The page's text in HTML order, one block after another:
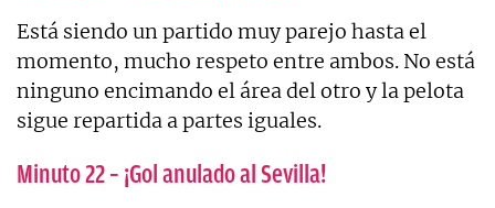
Está siendo un partido muy parejo hasta el
momento, mucho respeto entre ambos. No está
ninguno encimando el área del otro y la pelota
sigue repartida a partes iguales.
Minuto 22 – ¡Gol anulado al Sevilla!